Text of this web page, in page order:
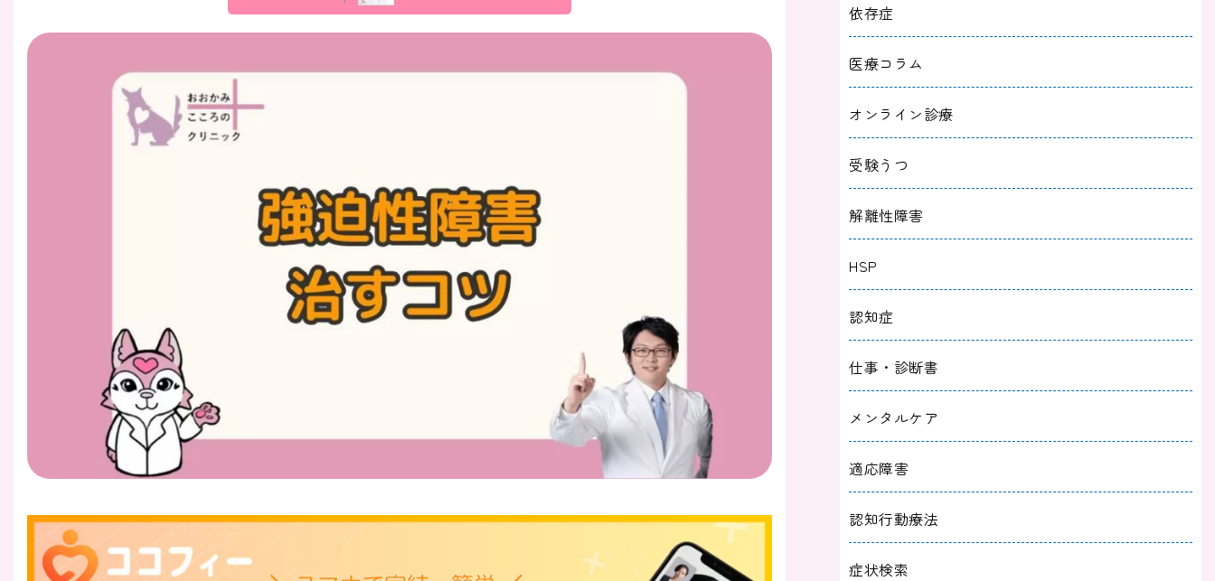
依存症
医療コラム
オンライン診療
受験うつ
解離性障害
HSP
認知症
仕事・診断書
メンタルケア
適応障害
認知行動療法
症状検索